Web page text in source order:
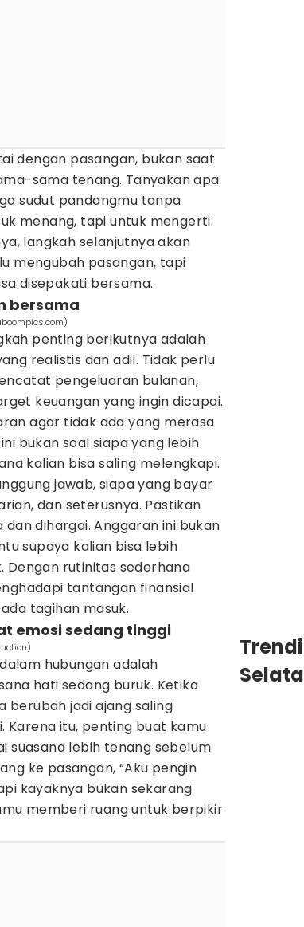
dengan pasangan, bukan saat
sama tenang. Tanyakan apa
sudut pandangmu tanpa
menang, tapi untuk mengerti.
langkah selanjutnya akan
mengubah pasangan, tapi
disepakati bersama.
bersama
penting berikutnya adalah
realistis dan adil. Tidak perlu
pengeluaran bulanan,
keuangan yang ingin dicapai.
agar tidak ada yang merasa
bukan soal siapa yang lebih
kalian bisa saling melengkapi.
jawab, siapa yang bayar
dan seterusnya. Pastikan
dihargai. Anggaran ini bukan
supaya kalian bisa lebih
Dengan rutinitas sederhana
tantangan finansial
tagihan masuk.
emosi sedang tinggi
hubungan adalah
hati sedang buruk. Ketika
berubah jadi ajang saling
Karena itu, penting buat kamu
suasana lebih tenang sebelum
ke pasangan, “Aku pengin
kayaknya bukan sekarang
memberi ruang untuk berpikir